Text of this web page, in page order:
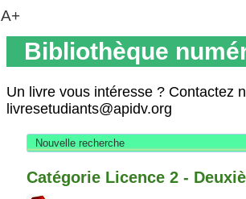
Bibliothèque
Un livre vous intéresse ? Contactez
livresetudiants@apidv.org
Nouvelle recherche
Catégorie Licence 2 -
A+